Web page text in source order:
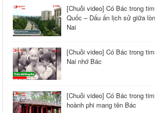
[Chuỗi video] Có Bác trong
Quốc – Dấu ấn lịch sử giữa
Nai
[Chuỗi video] Có Bác trong
Nai nhớ Bác
[Chuỗi video] Có Bác trong
hoành phi mang tên Bác